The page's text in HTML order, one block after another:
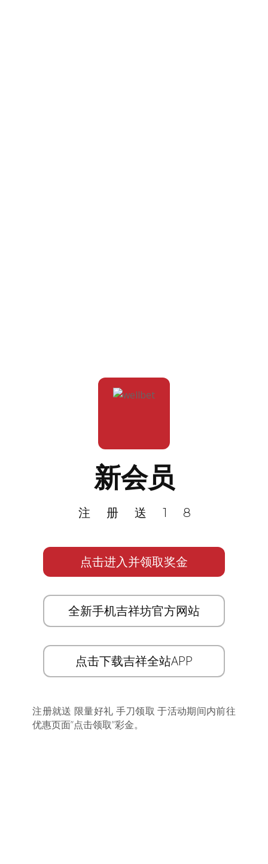
新会员
注册送18
点击进入并领取奖金
全新手机吉祥坊官方网站
点击下载吉祥全站APP
注册就送 限量好礼 手刀领取 于活动期间内前往
优惠页面”点击领取”彩金。